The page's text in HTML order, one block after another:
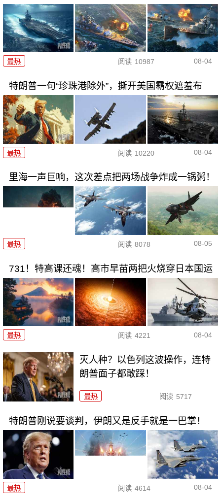
最热 阅读 10987 08-04
特朗普一句“珍珠港除外”，撕开美国霸权遮羞布
最热 阅读 10220 08-04
里海一声巨响，这次差点把两场战争炸成一锅粥！
最热 阅读 8078 08-05
731！特高课还魂！高市早苗两把火烧穿日本国运
最热 阅读 4221 08-04
灭人种？以色列这波操作，连特
朗普面子都敢踩！
最热 阅读 5717
特朗普刚说要谈判，伊朗又是反手就是一巴掌！
最热 阅读 4614 08-04